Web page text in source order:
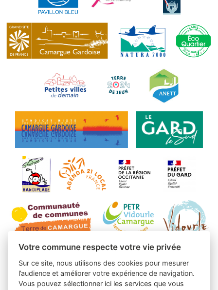
Votre commune respecte votre vie privée
Sur ce site, nous utilisons des cookies pour mesurer
l’audience et améliorer votre expérience de navigation.
Vous pouvez sélectionner ici les services que vous